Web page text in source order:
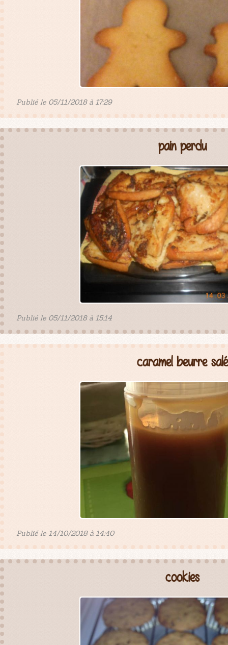
Publié le 05/11/2018 à 17:29
pain perdu
Publié le 05/11/2018 à 15:14
caramel beurre salé
Publié le 14/10/2018 à 14:40
cookies